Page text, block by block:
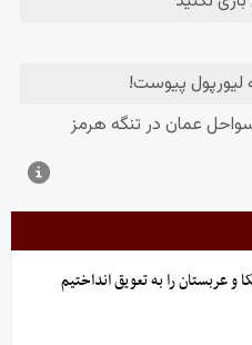
عربستان را به تعویق انداختیم